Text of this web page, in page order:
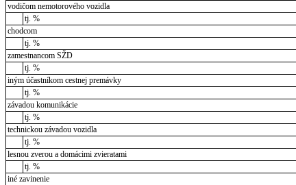
vodičom nemotorového vozidla
tj. %
chodcom
tj. %
zamestnancom SŽD
tj. %
iným účastníkom cestnej premávky
tj. %
závadou komunikácie
tj. %
technickou závadou vozidla
tj. %
lesnou zverou a domácimi zvieratami
tj. %
iné zavinenie